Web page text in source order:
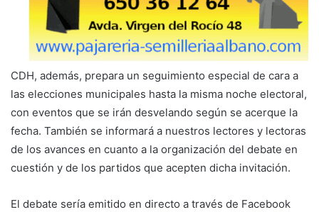
CDH, además, prepara un seguimiento especial de cara a
las elecciones municipales hasta la misma noche electoral,
con eventos que se irán desvelando según se acerque la
fecha. También se informará a nuestros lectores y lectoras
de los avances en cuanto a la organización del debate en
cuestión y de los partidos que acepten dicha invitación.
El debate sería emitido en directo a través de Facebook